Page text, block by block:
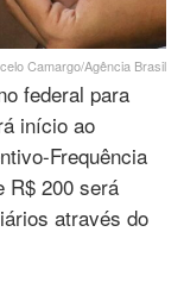
Camargo/Agência Brasil
federal para
início ao
Frequência
R$ 200 será
através do